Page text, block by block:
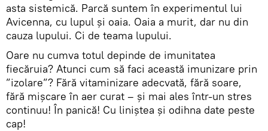
asta sistemică. Parcă suntem în experimentul lui
Avicenna, cu lupul și oaia. Oaia a murit, dar nu din
cauza lupului. Ci de teama lupului.
Oare nu cumva totul depinde de imunitatea
fiecăruia? Atunci cum să faci această imunizare prin
”izolare”? Fără vitaminizare adecvată, fără soare,
fără mișcare în aer curat – și mai ales într-un stres
continuu! În panică! Cu liniștea și odihna date peste
cap!